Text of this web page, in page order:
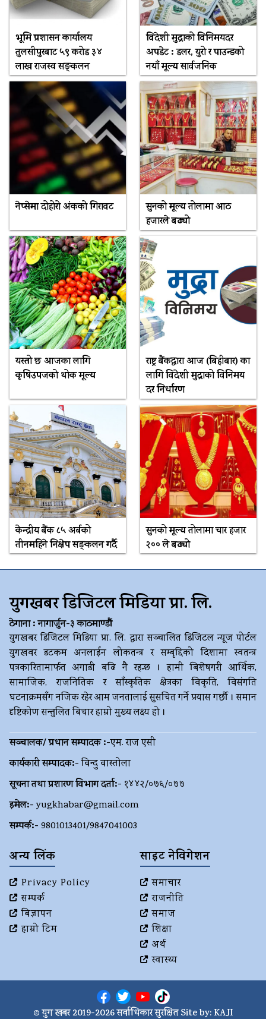
भूमि प्रशासन कार्यालय
तुलसीपुरबाट ५९ करोड ३४
लाख राजस्व सङ्कलन
विदेशी मुद्राको विनिमयदर
अपडेट : डलर, युरो र पाउन्डको
नयाँ मूल्य सार्वजनिक
नेप्सेमा दोहोरो अंकको गिरावट
सुनको मूल्य तोलामा आठ
हजारले बढ्यो
यस्तो छ आजका लागि
कृषिउपजको थोक मूल्य
राष्ट्र बैंकद्धारा आज (बिहीबार) का
लागि विदेशी मुद्राको विनिमय
दर निर्धारण
केन्द्रीय बैंक ८५ अर्बको
तीनमहिने निक्षेप सङ्कलन गर्दै
सुनको मूल्य तोलामा चार हजार
२०० ले बढ्यो
युगखबर डिजिटल मिडिया प्रा. लि.
ठेगाना : नागार्जुन-३ काठमाण्डौं
युगखबर डिजिटल मिडिया प्रा. लि. द्धारा सञ्चालित डिजिटल न्यूज पोर्टल
युगखवर डटकम अनलाईन लोकतन्त्र र सम्बृद्दिको दिशामा स्वतन्त्र
पत्रकारितामार्फत अगाडी बढि नै रहन्छ । हामी बिशेषगरी आर्थिक,
सामाजिक, राजनितिक र साँस्कृतिक क्षेत्रका विकृति, विसंगति
घटनाक्रमसँग नजिक रहेर आम जनतालाई सुसचित गर्ने प्रयास गर्छौ । समान
दृष्टिकोण सन्तुलित बिचार हाम्रो मुख्य लक्ष्य हो ।
सञ्चालक/ प्रधान सम्पादक :-एम. राज एसी
कार्यकारी सम्पादक:-विन्दु वास्तोला
सूचना तथा प्रशारण विभाग दर्ता:- १४४२/०७६/०७७
इमेल:- yugkhabar@gmail.com
सम्पर्क:- 9801013401/9847041003
अन्य लिंक
Privacy Policy
सम्पर्क
बिज्ञापन
हाम्रो टिम
साइट नेविगेशन
समाचार
राजनीति
समाज
शिक्षा
अर्थ
स्वास्थ्य
© युग खबर 2019-2026 सर्वाधिकार सुरक्षित Site by: KAJI